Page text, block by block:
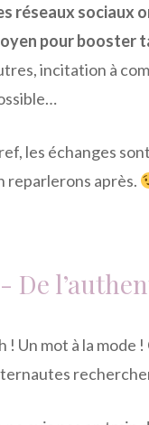
réseaux sociaux
pour booster
incitation à
les échanges
reparlerons après.
De
! Un mot à la mode